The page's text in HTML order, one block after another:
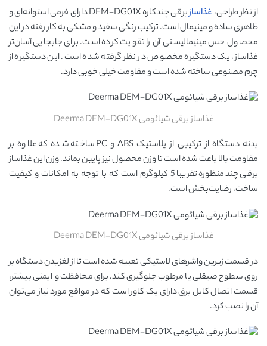
از نظر طراحی، غذاساز
برقی چندکاره DEM-DG01X دارای فرمی استوانه‌ای و
ظاهری ساده و مینیمال است. ترکیب رنگی سفید و مشکی به کار رفته در این
محصول حس مینیمالیستی آن را تقویت کرده است. برای جابجایی آسان‌تر
غذاساز، یک دستگیره مخصوص در نظر گرفته شده است. این دستگیره از
چرم مصنوعی ساخته شده است و مقاومت خیلی خوبی دارد.
غذاساز برقی شیائومی Deerma DEM-DG01X
بدنه دستگاه از ترکیبی از پلاستیک ABS و PC ساخته شده که علاوه بر
مقاومت بالا باعث شده است تا وزن محصول نیز پایین بماند. وزن این غذاساز
برقی چندمنظوره تقریبا 5 کیلوگرم است که با توجه به امکانات و کیفیت
ساخت، رضایت‌بخش است.
غذاساز برقی شیائومی Deerma DEM-DG01X
در قسمت زیرین واشرهای لاستیکی تعبیه شده است تا از لغزیدن دستگاه بر
روی سطوح صیقلی یا مرطوب جلوگیری کند. برای محافظت و ایمنی بیشتر،
قسمت اتصال کابل برق دارای یک کاور است که در مواقع مورد نیاز می‌توان
آن را نصب کرد.